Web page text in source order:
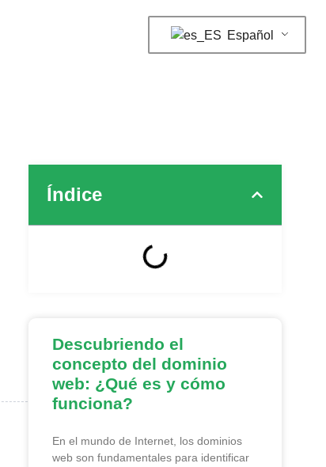
Español
Índice
Descubriendo el
concepto del dominio
web: ¿Qué es y cómo
funciona?
En el mundo de Internet, los dominios
web son fundamentales para identificar